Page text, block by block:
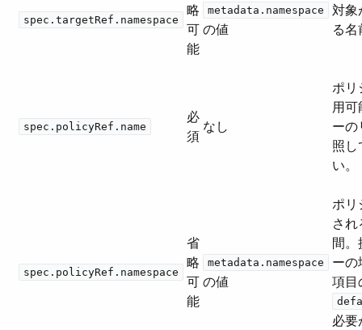
spec.targetRef.namespace
略
可
能
metadata.namespace
の値
対象
る
spec.policyRef.name
必
須
なし
ポリ
用可
ーの
照し
い。
spec.policyRef.namespace
省
略
可
能
metadata.namespace
の値
ポリ
さ
間。
ーの
項目
必要